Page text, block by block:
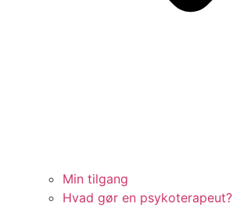
Min tilgang
Hvad gør en psykoterapeut?